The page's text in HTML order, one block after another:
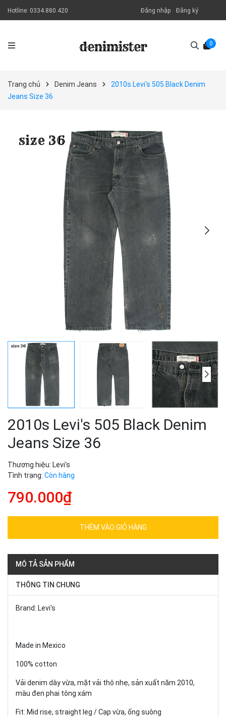
Hotline: 0334.880.420 Đăng nhập Đăng ký
0
Trang chủ Denim Jeans
2010s Levi's 505 Black Denim
Jeans Size 36
2010s Levi's 505 Black Denim
Jeans Size 36
Thương hiệu: Levi's
Tình trạng: Còn hàng
790.000₫
THÊM VÀO GIỎ HÀNG
MÔ TẢ SẢN PHẨM
THÔNG TIN CHUNG
Brand: Levi's
Made in Mexico
100% cotton
Vải denim dày vừa, mặt vải thô nhẹ, sản xuất năm 2010,
màu đen phai tông xám
Fit: Mid rise, straight leg / Cạp vừa, ống suông